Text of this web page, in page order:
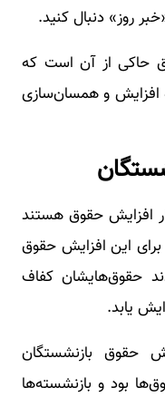
روز» دنبال کنید.
حاکی از آن است که
افزایش و همسان‌سازی
افزایش حقوق هستند
این افزایش حقوق
حقوق‌هایشان کفاف
یابد.
حقوق بازنشستگان
بود و بازنشسته‌ها